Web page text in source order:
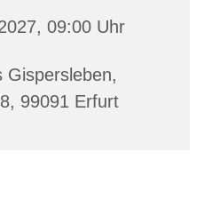
09:00 Uhr
Gispersleben,
99091 Erfurt